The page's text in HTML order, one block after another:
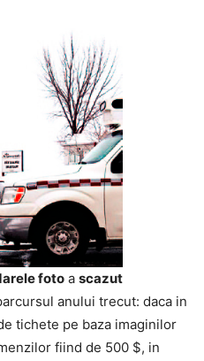
foto a scazut
anului trecut: daca in
tichete pe baza imaginilor
fiind de 500 $, in